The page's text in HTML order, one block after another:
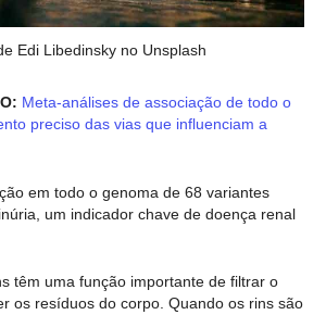
Edi Libedinsky no Unsplash
Meta-análises de associação de todo o
preciso das vias que influenciam a
em todo o genoma de 68 variantes
um indicador chave de doença renal
têm uma função importante de filtrar o
os resíduos do corpo. Quando os rins são